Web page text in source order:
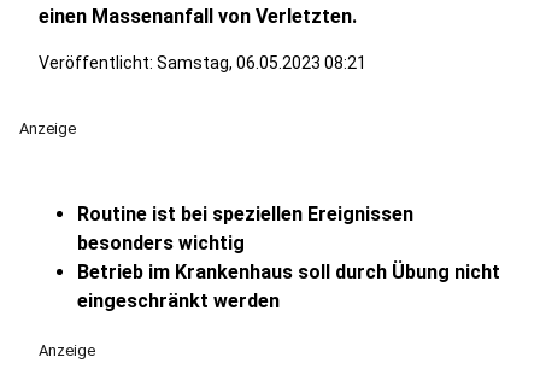
einen Massenanfall von Verletzten.
Veröffentlicht: Samstag, 06.05.2023 08:21
Anzeige
Routine ist bei speziellen Ereignissen
besonders wichtig
Betrieb im Krankenhaus soll durch Übung nicht
eingeschränkt werden
Anzeige